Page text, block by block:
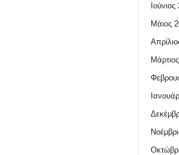
Μάιος